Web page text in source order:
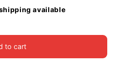
available
to cart